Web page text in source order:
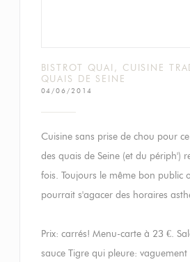
BISTROT QUAI, CUISINE
QUAIS DE SEINE
04/06/2014
Cuisine sans prise de chou pour
des quais de Seine (et du périph')
fois. Toujours le même bon public
pourrait s'agacer des horaires
Prix: carrés! Menu-carte à 23 €.
sauce Tigre qui pleure: